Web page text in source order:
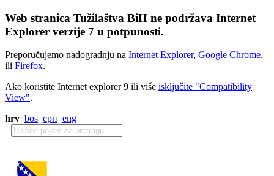
Web stranica Tužilaštva BiH ne podržava Internet
Explorer verzije 7 u potpunosti.
Preporučujemo nadogradnju na Internet Explorer, Google Chrome,
ili Firefox.
Ako koristite Internet explorer 9 ili više isključite "Compatibility
View".
hrv bos срп eng